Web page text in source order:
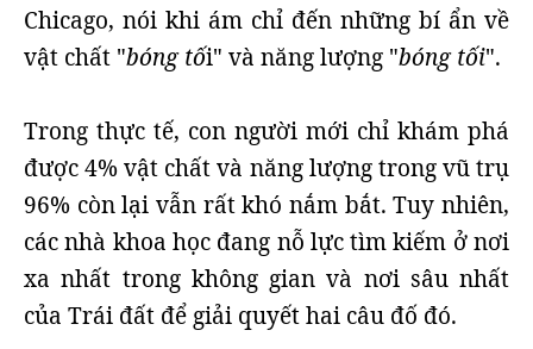
Chicago, nói khi ám chỉ đến những bí ẩn về
vật chất "bóng tối" và năng lượng "bóng tối".
Trong thực tế, con người mới chỉ khám phá
được 4% vật chất và năng lượng trong vũ trụ
96% còn lại vẫn rất khó nắm bắt. Tuy nhiên,
các nhà khoa học đang nỗ lực tìm kiếm ở nơi
xa nhất trong không gian và nơi sâu nhất
của Trái đất để giải quyết hai câu đố đó.